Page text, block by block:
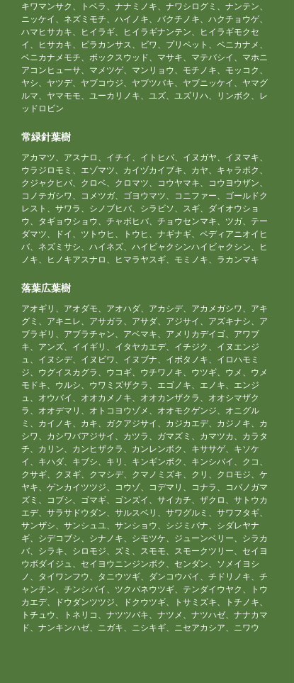
キワマンサク、トベラ、ナナミノキ、ナワシログミ、ナンテン、
ニッケイ、ネズミモチ、ハイノキ、バクチノキ、ハクチョウゲ、
ハマヒサカキ、ヒイラギ、ヒイラギナンテン、ヒイラギモクセ
イ、ヒサカキ、ピラカンサス、ビワ、プリペット、ベニカナメ、
ベニカナメモチ、ボックスウッド、マサキ、マテバシイ、マホニ
アコンヒューサ、マメツゲ、マンリョウ、モチノキ、モッコク、
ヤシ、ヤツデ、ヤブコウジ、ヤブツバキ、ヤブニッケイ、ヤマグ
ルマ、ヤマモモ、ユーカリノキ、ユズ、ユズリハ、リンボク、レ
ッドロビン
常緑針葉樹
アカマツ、アスナロ、イチイ、イトヒバ、イヌガヤ、イヌマキ、
ウラジロモミ、エゾマツ、カイヅカイブキ、カヤ、キャラボク、
クジャクヒバ、クロベ、クロマツ、コウヤマキ、コウヨウザン、
コノテガシワ、コメツガ、ゴヨウマツ、コニファー、ゴールドク
レスト、サワラ、シノブヒバ、シラビソ、スギ、ダイオウショ
ウ、タギョウショウ、チャボヒバ、チョウセンマキ、ツガ、テー
ダマツ、ドイ、ツトウヒ、トウヒ、ナギナギ、ペディアニオイヒ
バ、ネズミサシ、ハイネズ、ハイビャクシンハイビャクシン、ヒ
ノキ、ヒノキアスナロ、ヒマラヤスギ、モミノキ、ラカンマキ
落葉広葉樹
アオギリ、アオダモ、アオハダ、アカシデ、アカメガシワ、アキ
グミ、アキニレ、アサガラ、アサダ、アジサイ、アズキナシ、ア
ブラギリ、アブラチャン、アベマキ、アメリカデイゴ、アワブ
キ、アンズ、イイギリ、イタヤカエデ、イチジク、イヌエンジ
ュ、イヌシデ、イヌビワ、イヌブナ、イボタノキ、イロハモミ
ジ、ウグイスカグラ、ウコギ、ウチワノキ、ウツギ、ウメ、ウメ
モドキ、ウルシ、ウワミズザクラ、エゴノキ、エノキ、エンジ
ュ、オウバイ、オオカメノキ、オオカンザクラ、オオシマザク
ラ、オオデマリ、オトコヨウゾメ、オオモクゲンジ、オニグル
ミ、カイノキ、カキ、ガクアジサイ、カジカエデ、カジノキ、カ
シワ、カシワバアジサイ、カツラ、ガマズミ、カマツカ、カラタ
チ、カリン、カンヒザクラ、カンレンボク、キササゲ、キソケ
イ、キハダ、キブシ、キリ、キンギンボク、キンシバイ、クコ、
クサギ、クヌギ、クマシデ、クマノミズキ、クリ、クロモジ、ケ
ヤキ、ゲンカイツツジ、コウゾ、コデマリ、コナラ、コバノガマ
ズミ、コブシ、ゴマギ、ゴンズイ、サイカチ、ザクロ、サトウカ
エデ、サラサドウダン、サルスベリ、サワグルミ、サワフタギ、
サンザシ、サンシュユ、サンショウ、シジミバナ、シダレヤナ
ギ、シデコブシ、シナノキ、シモツケ、ジューンベリー、シラカ
バ、シラキ、シロモジ、ズミ、スモモ、スモークツリー、セイヨ
ウボダイジュ、セイヨウニンジンボク、センダン、ソメイヨシ
ノ、タイワンフウ、タニウツギ、ダンコウバイ、チドリノキ、チ
ャンチン、チンシバイ、ツクバネウツギ、テンダイウヤク、トウ
カエデ、ドウダンツツジ、ドクウツギ、トサミズキ、トチノキ、
トチュウ、トネリコ、ナツツバキ、ナツメ、ナツハゼ、ナナカマ
ド、ナンキンハゼ、ニガキ、ニシキギ、ニセアカシア、ニワウ